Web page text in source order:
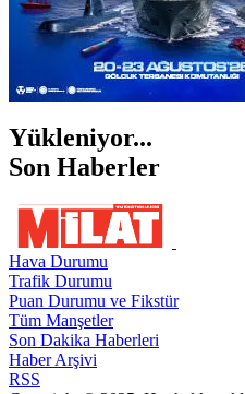
Yükleniyor...
Son Haberler
Hava Durumu
Trafik Durumu
Puan Durumu ve Fikstür
Tüm Manşetler
Son Dakika Haberleri
Haber Arşivi
RSS